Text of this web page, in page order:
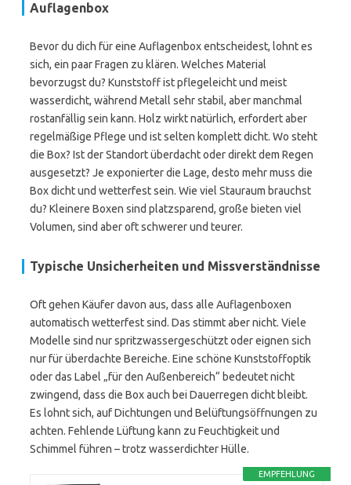
Auflagenbox
Bevor du dich für eine Auflagenbox entscheidest, lohnt es
sich, ein paar Fragen zu klären. Welches Material
bevorzugst du? Kunststoff ist pflegeleicht und meist
wasserdicht, während Metall sehr stabil, aber manchmal
rostanfällig sein kann. Holz wirkt natürlich, erfordert aber
regelmäßige Pflege und ist selten komplett dicht. Wo steht
die Box? Ist der Standort überdacht oder direkt dem Regen
ausgesetzt? Je exponierter die Lage, desto mehr muss die
Box dicht und wetterfest sein. Wie viel Stauraum brauchst
du? Kleinere Boxen sind platzsparend, große bieten viel
Volumen, sind aber oft schwerer und teurer.
Typische Unsicherheiten und Missverständnisse
Oft gehen Käufer davon aus, dass alle Auflagenboxen
automatisch wetterfest sind. Das stimmt aber nicht. Viele
Modelle sind nur spritzwassergeschützt oder eignen sich
nur für überdachte Bereiche. Eine schöne Kunststoffoptik
oder das Label „für den Außenbereich“ bedeutet nicht
zwingend, dass die Box auch bei Dauerregen dicht bleibt.
Es lohnt sich, auf Dichtungen und Belüftungsöffnungen zu
achten. Fehlende Lüftung kann zu Feuchtigkeit und
Schimmel führen – trotz wasserdichter Hülle.
EMPFEHLUNG